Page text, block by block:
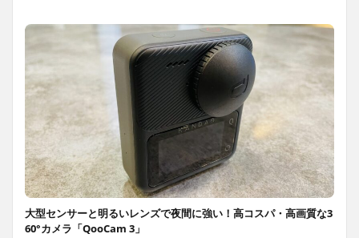
大型センサーと明るいレンズで夜間に強い！高コスパ・高画質な3
60°カメラ「QooCam 3」